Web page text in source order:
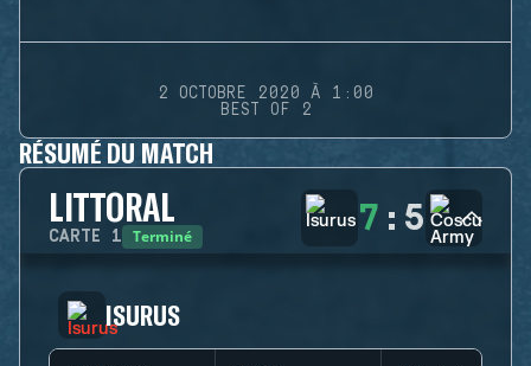
2 OCTOBRE 2020 À 1:00
BEST OF 2
RÉSUMÉ DU MATCH
LITTORAL
CARTE 1 Terminé 7 : 5
ISURUS